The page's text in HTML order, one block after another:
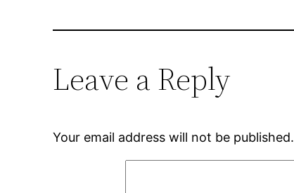
Leave a Reply
Your email address will not be published.